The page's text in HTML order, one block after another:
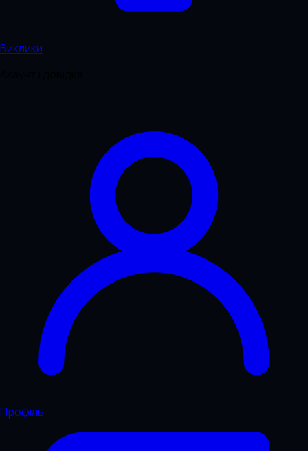
Виклики
Профіль